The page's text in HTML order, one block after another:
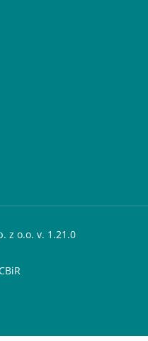
z o.o. v. 1.21.0